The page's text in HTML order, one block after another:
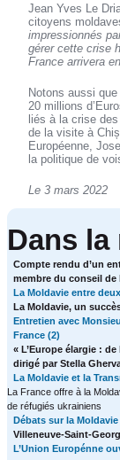
Jean Yves Le
citoyens
impressionnés
gérer cette crise
France arrivera
Notons aussi
20 millions
liés à la crise
de la visite à
Européenne,
la politique de
Le 3 mars 2022
Dans
Compte rendu d’un
membre du conseil de
La Moldavie entre
La Moldavie, un
Entretien avec
France (2)
« L’Europe élargie :
dirigé par Stella
La Moldavie et la
La France offre à la
de réfugiés ukrainiens
Débats sur la
Villeneuve-Saint-
L’Union Europénne